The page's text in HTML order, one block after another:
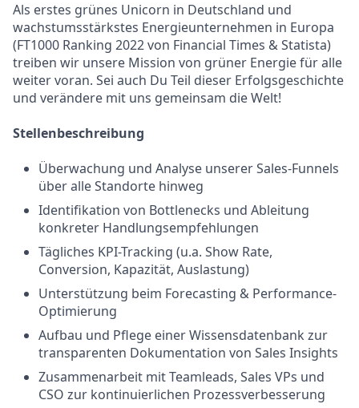
Als erstes grünes Unicorn in Deutschland und
wachstumsstärkstes Energieunternehmen in Europa
(FT1000 Ranking 2022 von Financial Times & Statista)
treiben wir unsere Mission von grüner Energie für alle
weiter voran. Sei auch Du Teil dieser Erfolgsgeschichte
und verändere mit uns gemeinsam die Welt!
Stellenbeschreibung
Überwachung und Analyse unserer Sales-Funnels
über alle Standorte hinweg
Identifikation von Bottlenecks und Ableitung
konkreter Handlungsempfehlungen
Tägliches KPI-Tracking (u.a. Show Rate,
Conversion, Kapazität, Auslastung)
Unterstützung beim Forecasting & Performance-
Optimierung
Aufbau und Pflege einer Wissensdatenbank zur
transparenten Dokumentation von Sales Insights
Zusammenarbeit mit Teamleads, Sales VPs und
CSO zur kontinuierlichen Prozessverbesserung